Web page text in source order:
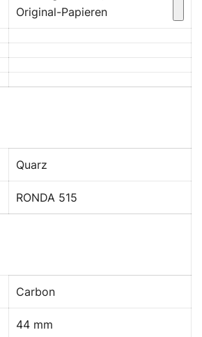
Original-Papieren
Quarz
RONDA 515
Carbon
44 mm